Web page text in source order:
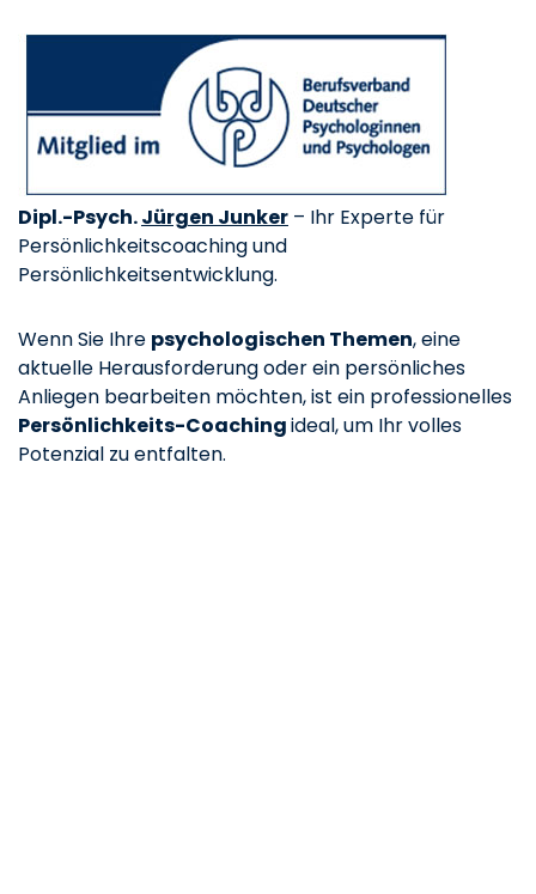
Dipl.-Psych.Jürgen Junker – Ihr Experte für
Persönlichkeitscoaching und
Persönlichkeitsentwicklung.
Wenn Sie Ihre psychologischen Themen, eine
aktuelle Herausforderung oder ein persönliches
Anliegen bearbeiten möchten, ist ein professionelles
Persönlichkeits-Coachingideal, um Ihr volles
Potenzial zu entfalten.